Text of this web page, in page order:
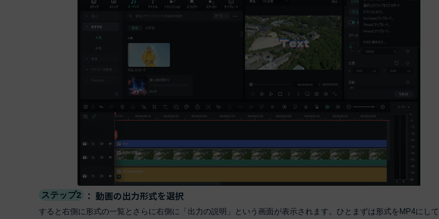
ステップ2 ： 動画の出力形式を選択
すると右側に形式の一覧とさらに右側に「出力の説明」という画面が表示されます。ひとまずは形式をMP4にし